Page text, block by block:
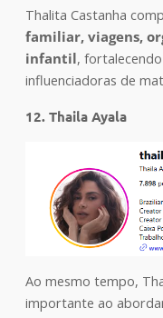
Thalita Castanha
familiar, viagens,
infantil,
influenciadoras de
12. Thaila Ayala
Ao mesmo tempo,
importante ao